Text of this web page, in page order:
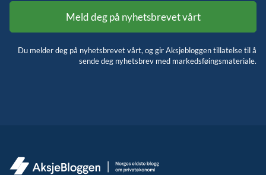
Du melder deg på nyhetsbrevet vårt, og gir Aksjebloggen tillatelse til å
sende deg nyhetsbrev med markedsføingsmateriale.